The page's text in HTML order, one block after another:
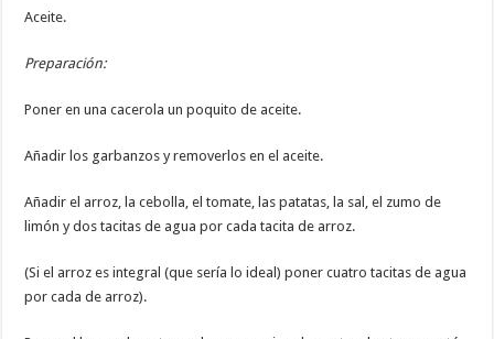
Aceite.
Preparación:
Poner en una cacerola un poquito de aceite.
Añadir los garbanzos y removerlos en el aceite.
Añadir el arroz, la cebolla, el tomate, las patatas, la sal, el zumo de
limón y dos tacitas de agua por cada tacita de arroz.
(Si el arroz es integral (que sería lo ideal) poner cuatro tacitas de agua
por cada de arroz).